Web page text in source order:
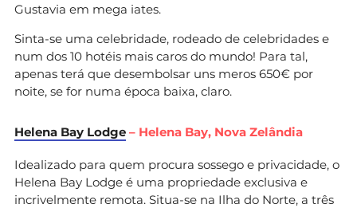
Gustavia em mega iates.
Sinta-se uma celebridade, rodeado de celebridades e
num dos 10 hotéis mais caros do mundo! Para tal,
apenas terá que desembolsar uns meros 650€ por
noite, se for numa época baixa, claro.
Helena Bay Lodge – Helena Bay, Nova Zelândia
Idealizado para quem procura sossego e privacidade, o
Helena Bay Lodge é uma propriedade exclusiva e
incrivelmente remota. Situa-se na Ilha do Norte, a três